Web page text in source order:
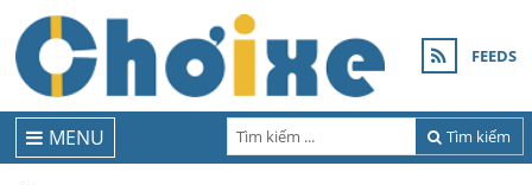
FEEDS
Tìm kiếm
MENU